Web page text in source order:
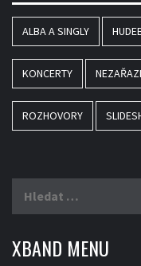
ALBA A SINGLY
KONCERTY
ROZHOVORY
XBAND MENU